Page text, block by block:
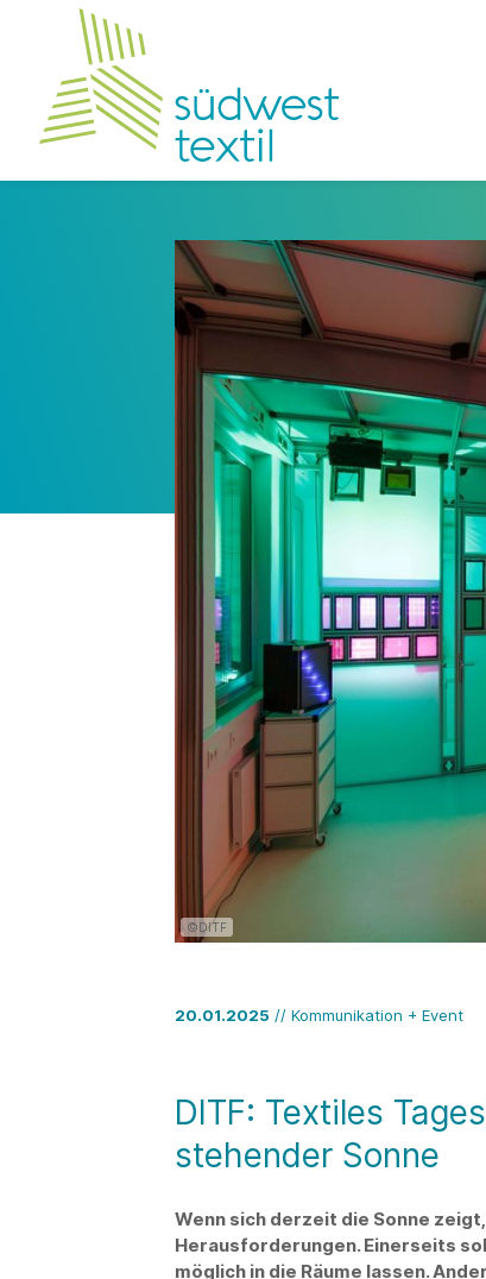
©DITF
20.01.2025 // Kommunikation + Event
DITF: Textiles
stehender Sonne
Wenn sich derzeit die Sonne
Herausforderungen. Einerseits
möglich in die Räume lassen.